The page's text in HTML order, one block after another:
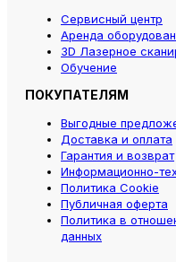
Сервисный центр
Аренда
3D Лазерное
Обучение
ПОКУПАТЕЛЯМ
Выгодные
Доставка и оплата
Гарантия и возврат
Информационно-
Политика Cookie
Публичная оферта
Политика в
данных